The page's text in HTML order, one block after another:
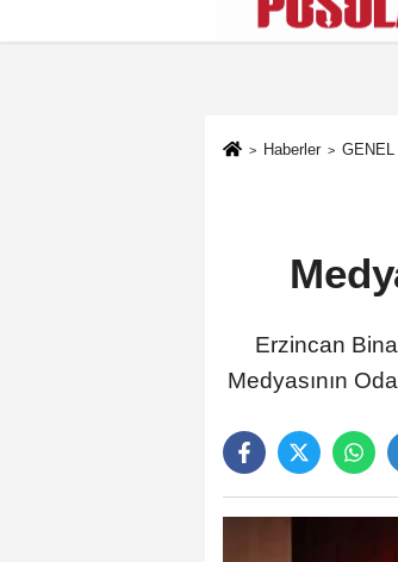
Künye İletişim
Haberler GENEL
Erzincan
Medyasının